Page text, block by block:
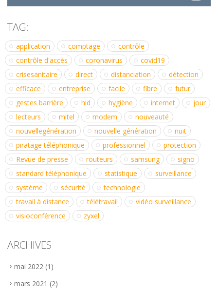
TAG:
application comptage
contrôle
contrôle d'accès
coronavirus
covid19
crisesanitaire
direct distanciation
détection
efficace
entreprise facile fibre
futur
gestes barrière
hid hygiène internet
jour
lecteurs
mitel modem
nouveauté
nouvellegénération
nouvelle génération
nuit
piratage téléphonique
professionnel
protection
Revue de presse
routeurs samsung
signo
standard téléphonique
statistique
surveillance
système
sécurité
technologie
travail à distance
télétravail
vidéo surveillance
visioconférence
zyxel
ARCHIVES
mai 2022 (1)
mars 2021 (2)